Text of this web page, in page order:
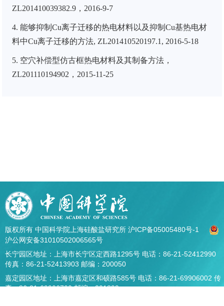
ZL201410039382.9 ， 2016-9-7
4. 能够抑制 Cu离子迁移的热电材料以及抑制 Cu基热电材
料中Cu离子迁移的方法, ZL201410520197.1, 2016-5-18
5. 空穴补偿型仿古框热电材料及其制备方法，
ZL201110194902 ， 2015-11-25
版权所有 中国科学院上海硅酸盐研究所 沪ICP备05005480号-1
沪公网安备31010502006565号
长宁园区地址：上海市长宁区定西路1295号 电话：86-21-52412990
传真：86-21-52413903 邮编：200050
嘉定园区地址：上海市嘉定区和硕路585号 电话：86-21-69906002 传
真：86-21-69906700 邮编：201899